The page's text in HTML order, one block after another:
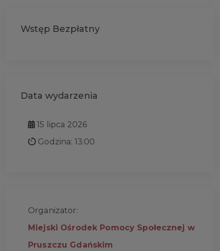
Wstęp Bezpłatny
Data wydarzenia
15 lipca 2026
Godzina: 13:00
Organizator:
Miejski Ośrodek Pomocy Społecznej w
Pruszczu Gdańskim